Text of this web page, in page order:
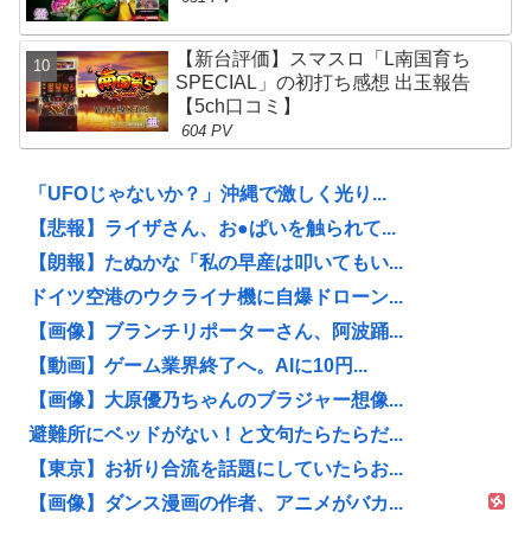
【新台評価】スマスロ「L南国育ち
SPECIAL」の初打ち感想 出玉報告
【5ch口コミ】
604 PV
「UFOじゃないか？」沖縄で激しく光り...
【悲報】ライザさん、お●ぱいを触られて...
【朗報】たぬかな「私の早産は叩いてもい...
ドイツ空港のウクライナ機に自爆ドローン...
【画像】ブランチリポーターさん、阿波踊...
【動画】ゲーム業界終了へ。AIに10円...
【画像】大原優乃ちゃんのブラジャー想像...
避難所にベッドがない！と文句たらたらだ...
【東京】お祈り合流を話題にしていたらお...
【画像】ダンス漫画の作者、アニメがバカ...